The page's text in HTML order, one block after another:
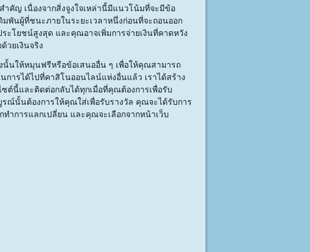
ำคัญ เนื่องจากสิ่งจูงใจเหล่านี้มีแนวโน้มที่จะมีข้อ
พันผู้ที่ชนะภายในระยะเวลาหนึ่งก่อนที่จะถอนออก
ะโยชน์สูงสุด และคุณอาจเพิ่มการจ่ายเงินที่คาดหวัง
วยเงินจริง
นให้หมุนฟรีหรือข้อเสนออื่น ๆ เพื่อให้คุณสามารถ
ารได้ไปที่คาสิโนออนไลน์แห่งอื่นแล้ว เราได้สร้าง
ต์นี้และติดต่อกลับได้ทุกเมื่อที่คุณต้องการเพื่อรับ
ณ์นั้นต้องการให้คุณใส่เพื่อรับรางวัล คุณจะได้รับการ
การแลกเปลี่ยน และคุณจะเลือกจากหน้าเว็บ